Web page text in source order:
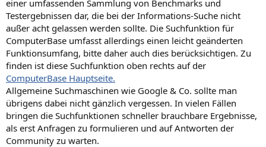
einer umfassenden Sammlung von Benchmarks und
Testergebnissen dar, die bei der Informations-Suche nicht
außer acht gelassen werden sollte. Die Suchfunktion für
ComputerBase umfasst allerdings einen leicht geänderten
Funktionsumfang, bitte daher auch dies berücksichtigen. Zu
finden ist diese Suchfunktion oben rechts auf der
ComputerBase Hauptseite.
Allgemeine Suchmaschinen wie Google & Co. sollte man
übrigens dabei nicht gänzlich vergessen. In vielen Fällen
bringen die Suchfunktionen schneller brauchbare Ergebnisse,
als erst Anfragen zu formulieren und auf Antworten der
Community zu warten.